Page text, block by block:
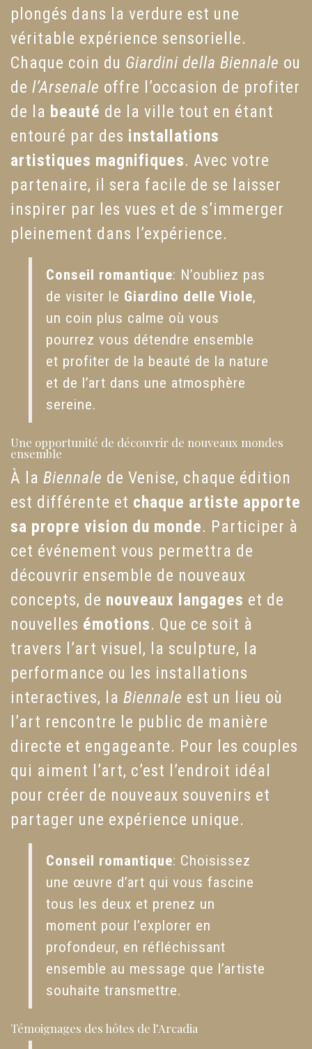
plongés dans la verdure est une
véritable expérience sensorielle.
Chaque coin du Giardini della Biennale ou
de l’Arsenale offre l’occasion de profiter
de la beauté de la ville tout en étant
entouré par des installations
artistiques magnifiques. Avec votre
partenaire, il sera facile de se laisser
inspirer par les vues et de s’immerger
pleinement dans l’expérience.
Conseil romantique: N’oubliez pas
de visiter le Giardino delle Viole,
un coin plus calme où vous
pourrez vous détendre ensemble
et profiter de la beauté de la nature
et de l’art dans une atmosphère
sereine.
Une opportunité de découvrir de nouveaux mondes
ensemble
À la Biennale de Venise, chaque édition
est différente et chaque artiste apporte
sa propre vision du monde. Participer à
cet événement vous permettra de
découvrir ensemble de nouveaux
concepts, de nouveaux langages et de
nouvelles émotions. Que ce soit à
travers l’art visuel, la sculpture, la
performance ou les installations
interactives, la Biennale est un lieu où
l’art rencontre le public de manière
directe et engageante. Pour les couples
qui aiment l’art, c’est l’endroit idéal
pour créer de nouveaux souvenirs et
partager une expérience unique.
Conseil romantique: Choisissez
une œuvre d’art qui vous fascine
tous les deux et prenez un
moment pour l’explorer en
profondeur, en réfléchissant
ensemble au message que l’artiste
souhaite transmettre.
Témoignages des hôtes de l’Arcadia